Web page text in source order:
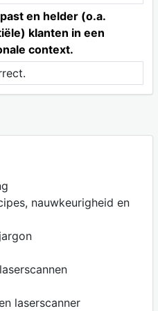
en helder (o.a.
klanten in een
context.
nauwkeurigheid en
laserscanner